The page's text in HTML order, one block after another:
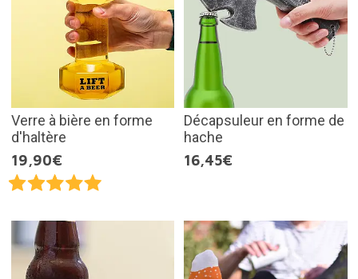
Verre à bière en forme
d'haltère
19,90€
Décapsuleur en forme de
hache
16,45€